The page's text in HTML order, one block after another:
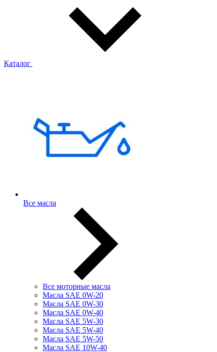
Каталог
Все масла
Все моторные масла
Масла SAE 0W-20
Масла SAE 0W-30
Масла SAE 0W-40
Масла SAE 5W-30
Масла SAE 5W-40
Масла SAE 5W-50
Масла SAE 10W-40